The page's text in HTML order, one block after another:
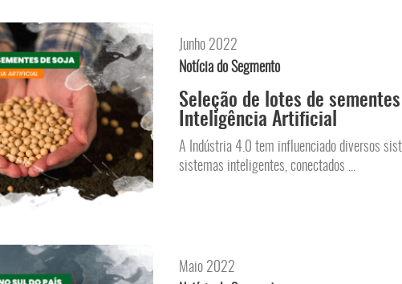
Junho 2022
Notícia do Segmento
Seleção de lotes de
Inteligência Artificial
A Indústria 4.0 tem influenciado diversos
sistemas inteligentes, conectados ...
Maio 2022